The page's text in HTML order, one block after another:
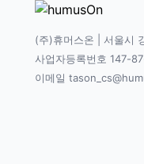
(주)휴머스온 | 서울시
사업자등록번호 147-
이메일